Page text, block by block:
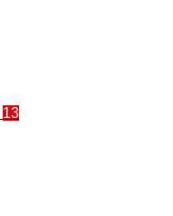
13